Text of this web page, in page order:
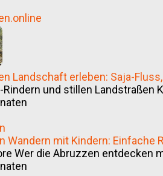
Landschaft erleben: Saja-
Rindern und stillen Landstraßen
Wandern mit Kindern: Einfache
Wer die Abruzzen entdecken